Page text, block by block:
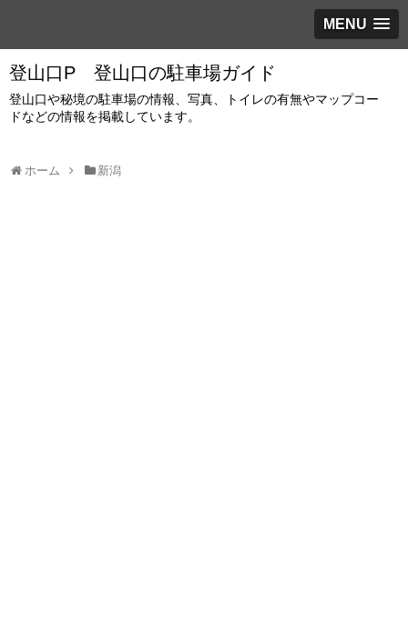
MENU
登山口P 登山口の駐車場ガイド
登山口や秘境の駐車場の情報、写真、トイレの有無やマップコー
ドなどの情報を掲載しています。
ホーム 新潟